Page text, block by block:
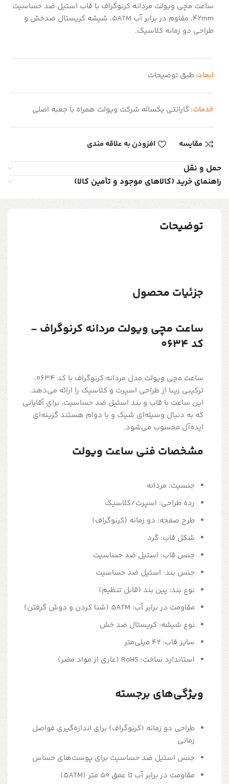
ساعت مچی ویولت مردانه کرنوگراف با قاب استیل ضد حساسیت
42mm، مقاوم در برابر آب 5ATM، شیشه کریستال ضدخش و
طراحی دو زمانه کلاسیک.
ابعاد: طبق توضیحات
خدمات: گارانتی یکساله شرکت ویولت همراه با جعبه اصلی
مقایسه افزودن به علاقه مندی
حمل و نقل
راهنمای خرید (کالاهای موجود و تأمین کالا)
توضیحات
جزئیات محصول
ساعت مچی ویولت مردانه کرنوگراف -
کد 0634
ساعت مچی ویولت مدل مردانه کرنوگراف با کد 0634،
ترکیبی زیبا از طراحی اسپرت و کلاسیک را ارائه می‌دهد.
این ساعت با قاب و بند استیل ضد حساسیت، برای آقایانی
که به دنبال وسیله‌ای شیک و با دوام هستند گزینه‌ای
ایده‌آل محسوب می‌شود.
مشخصات فنی ساعت ویولت
جنسیت: مردانه
رده طراحی: اسپرت/کلاسیک
طرح صفحه: دو زمانه (کرنوگراف)
شکل قاب: گرد
جنس قاب: استیل ضد حساسیت
جنس بند: استیل ضد حساسیت
نوع بند: پین بند (قابل تنظیم)
مقاومت در برابر آب: 5ATM (شنا کردن و دوش گرفتن)
نوع شیشه: کریستال ضد خش
سایز قاب: 42 میلی‌متر
استاندارد ساخت: RoHS (عاری از مواد مضر)
ویژگی‌های برجسته
طراحی دو زمانه (کرنوگراف) برای اندازه‌گیری فواصل
زمانی
جنس استیل ضد حساسیت برای پوست‌های حساس
مقاومت در برابر آب تا عمق 50 متر (5ATM)